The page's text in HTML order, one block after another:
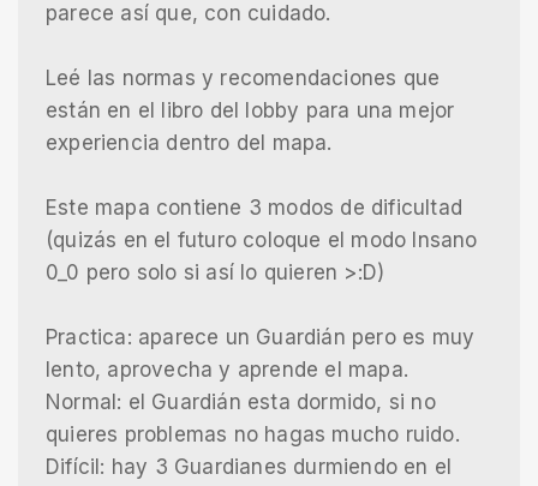
parece así que, con cuidado.
Leé las normas y recomendaciones que
están en el libro del lobby para una mejor
experiencia dentro del mapa.
Este mapa contiene 3 modos de dificultad
(quizás en el futuro coloque el modo Insano
0_0 pero solo si así lo quieren >:D)
Practica: aparece un Guardián pero es muy
lento, aprovecha y aprende el mapa.
Normal: el Guardián esta dormido, si no
quieres problemas no hagas mucho ruido.
Difícil: hay 3 Guardianes durmiendo en el